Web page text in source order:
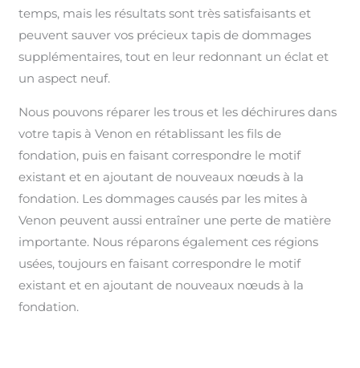
temps, mais les résultats sont très satisfaisants et
peuvent sauver vos précieux tapis de dommages
supplémentaires, tout en leur redonnant un éclat et
un aspect neuf.
Nous pouvons réparer les trous et les déchirures dans
votre tapis à Venon en rétablissant les fils de
fondation, puis en faisant correspondre le motif
existant et en ajoutant de nouveaux nœuds à la
fondation. Les dommages causés par les mites à
Venon peuvent aussi entraîner une perte de matière
importante. Nous réparons également ces régions
usées, toujours en faisant correspondre le motif
existant et en ajoutant de nouveaux nœuds à la
fondation.